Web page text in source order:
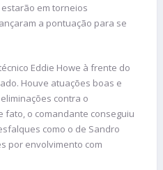
em torneios
a pontuação para se
Eddie Howe à frente do
Houve atuações boas e
contra o
fato, o comandante conseguiu
como o de Sandro
por envolvimento com